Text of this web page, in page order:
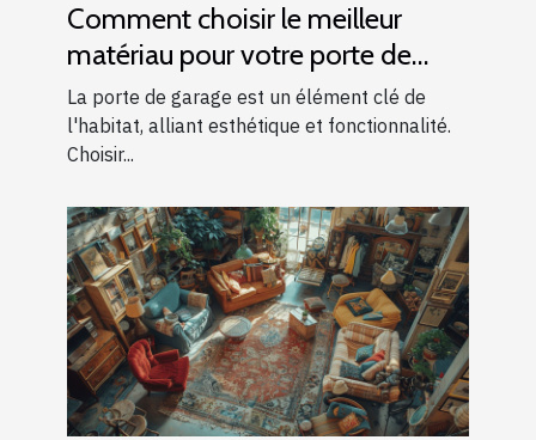
Comment choisir le meilleur
matériau pour votre porte de
garage
La porte de garage est un élément clé de
l'habitat, alliant esthétique et fonctionnalité.
Choisir...